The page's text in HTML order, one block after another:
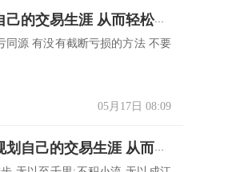
黄甦：20万小账户 如何规划自己的交易生涯 从而轻松做到以交易为生（下）
源 有没有截断亏损的方法 不要
05月17日 08:09
黄甦：20万的小账户 如何去规划自己的交易生涯 从而做到以交易为生（中）